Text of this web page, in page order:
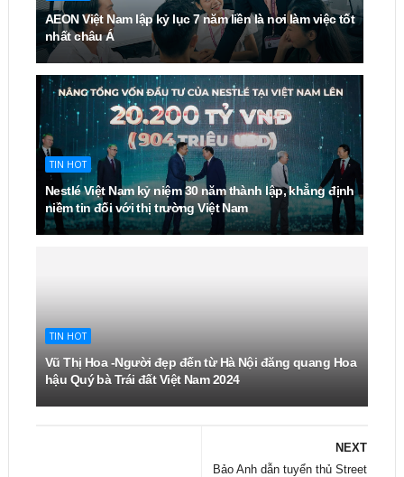
AEON Việt Nam lập kỷ lục 7 năm liền là nơi làm việc tốt
nhất châu Á
TIN HOT
Nestlé Việt Nam kỷ niệm 30 năm thành lập, khẳng định
niềm tin đối với thị trường Việt Nam
TIN HOT
Vũ Thị Hoa -Người đẹp đến từ Hà Nội đăng quang Hoa
hậu Quý bà Trái đất Việt Nam 2024
NEXT
Bảo Anh dẫn tuyển thủ Street